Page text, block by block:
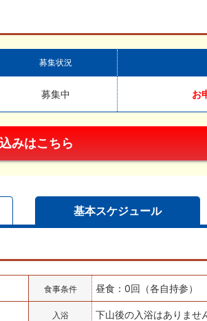
募集状況
募集中 お
基本スケジュール
食事条件 昼食：0回（各自持参）
入浴 下山後の入浴はありませ